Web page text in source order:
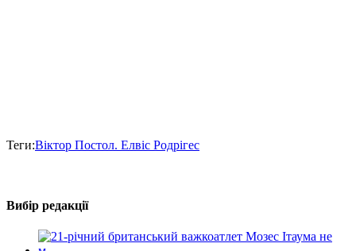
Теги:Віктор Постол. Елвіс Родрігес
Вибір редакції